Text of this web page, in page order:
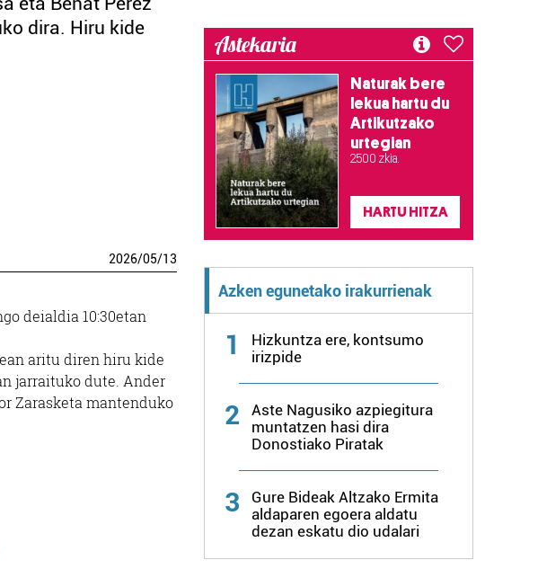
dira. Hiru kide
2026/05/13
deialdia 10:30etan
aritu diren hiru kide
jarraituko dute. Ander
Zarasketa mantenduko
Astekaria
Naturak bere
lekua hartu du
Artikutzako
urtegian
2.500 zkia.
HARTU HITZA
Azken egunetako irakurrienak
1
Hizkuntza ere, kontsumo
irizpide
2
Aste Nagusiko azpiegitura
muntatzen hasi dira
Donostiako Piratak
3
Gure Bideak Altzako Ermita
aldaparen egoera aldatu
dezan eskatu dio udalari